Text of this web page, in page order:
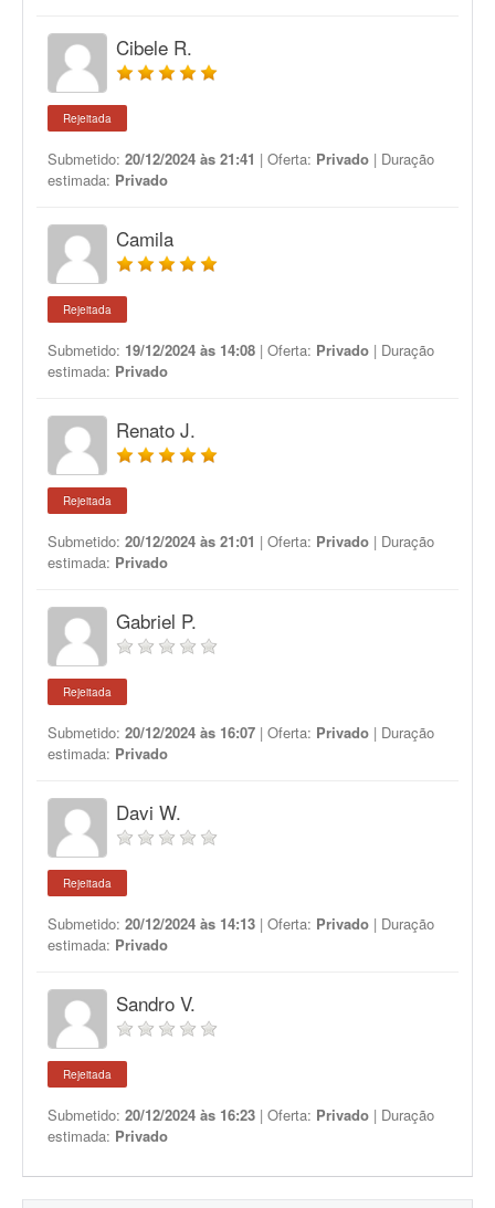
Cibele R.
Rejeitada
Submetido: 20/12/2024 às 21:41 | Oferta: Privado | Duração
estimada: Privado
Camila
Rejeitada
Submetido: 19/12/2024 às 14:08 | Oferta: Privado | Duração
estimada: Privado
Renato J.
Rejeitada
Submetido: 20/12/2024 às 21:01 | Oferta: Privado | Duração
estimada: Privado
Gabriel P.
Rejeitada
Submetido: 20/12/2024 às 16:07 | Oferta: Privado | Duração
estimada: Privado
Davi W.
Rejeitada
Submetido: 20/12/2024 às 14:13 | Oferta: Privado | Duração
estimada: Privado
Sandro V.
Rejeitada
Submetido: 20/12/2024 às 16:23 | Oferta: Privado | Duração
estimada: Privado